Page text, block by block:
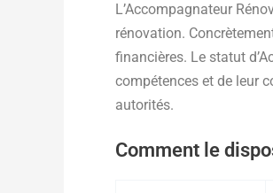
L’Accompagnateur
rénovation.
financières. Le statut
compétences et de leur
autorités.
Comment le